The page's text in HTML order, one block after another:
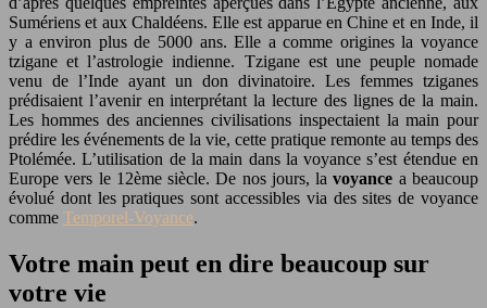
Sumériens et aux Chaldéens. Elle est apparue en Chine et en Inde, il
y a environ plus de 5000 ans. Elle a comme origines la voyance
tzigane et l’astrologie indienne. Tzigane est une peuple nomade
venu de l’Inde ayant un don divinatoire. Les femmes tziganes
prédisaient l’avenir en interprétant la lecture des lignes de la main.
Les hommes des anciennes civilisations inspectaient la main pour
prédire les événements de la vie, cette pratique remonte au temps des
Ptolémée. L’utilisation de la main dans la voyance s’est étendue en
Europe vers le 12ème siècle. De nos jours, lavoyance a beaucoup
évolué dont les pratiques sont accessibles via des sites de voyance
comme Temporel-Voyance.
Votre main peut en dire beaucoup sur
votre vie